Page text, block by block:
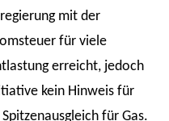
mit der
für viele
erreicht, jedoch
kein Hinweis für
für Gas.